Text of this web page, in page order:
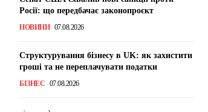
Росії: що передбачає законопроєкт
НОВИНИ 07.08.2026
Структурування бізнесу в UK: як захистити
гроші та не переплачувати податки
БІЗНЕС 07.08.2026